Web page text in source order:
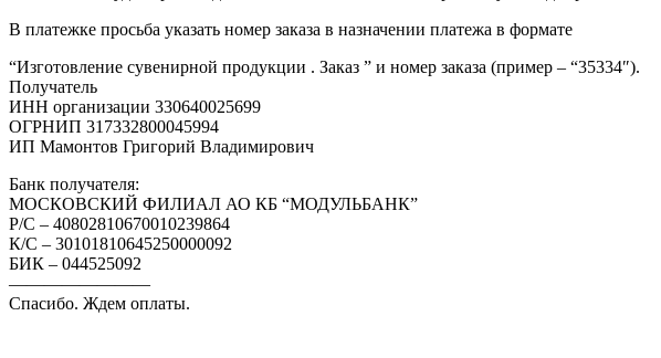
В платежке просьба указать номер заказа в назначении платежа в формате
“Изготовление сувенирной продукции . Заказ ” и номер заказа (пример – “35334″).
Получатель
ИНН организации 330640025699
ОГРНИП 317332800045994
ИП Мамонтов Григорий Владимирович
Банк получателя:
МОСКОВСКИЙ ФИЛИАЛ АО КБ “МОДУЛЬБАНК”
Р/С – 40802810670010239864
К/С – 30101810645250000092
БИК – 044525092
————————
Спасибо. Ждем оплаты.